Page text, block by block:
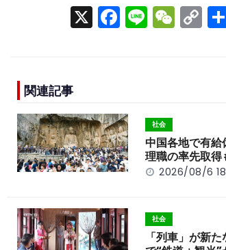
X F
a
o
o
k
Li
n
W
e
C
o
k
関連記事
社会
中国各地で有
理職の率先取得
2026/08/6
社会
「列車」が新